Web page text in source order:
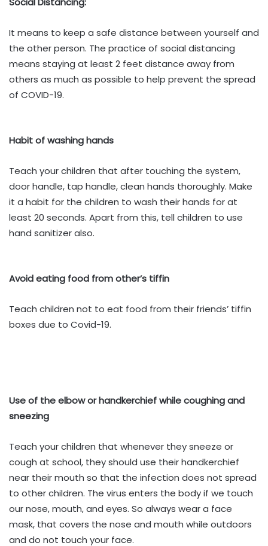
It means to keep a safe distance between yourself and
the other person. The practice of social distancing
means staying at least 2 feet distance away from
others as much as possible to help prevent the spread
of COVID-19.
Habit of washing hands
Teach your children that after touching the system,
door handle, tap handle, clean hands thoroughly. Make
it a habit for the children to wash their hands for at
least 20 seconds. Apart from this, tell children to use
hand sanitizer also.
Avoid eating food from other’s tiffin
Teach children not to eat food from their friends’ tiffin
boxes due to Covid-19.
Use of the elbow or handkerchief while coughing and
sneezing
Teach your children that whenever they sneeze or
cough at school, they should use their handkerchief
near their mouth so that the infection does not spread
to other children. The virus enters the body if we touch
our nose, mouth, and eyes. So always wear a face
mask, that covers the nose and mouth while outdoors
and do not touch your face.